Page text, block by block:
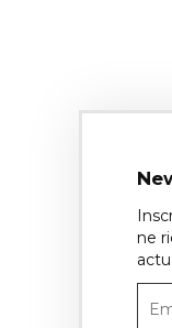
ne